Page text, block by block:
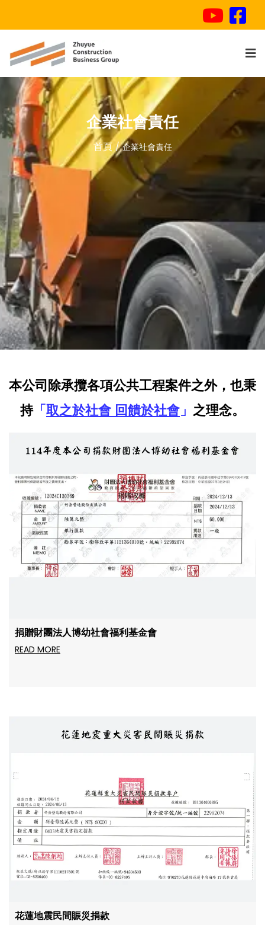
企業社會責任
首頁 企業社會責任
本公司除承攬各項公共工程案件之外，也秉
持「 取之於社會 回饋於社會」 之理念。
捐贈財團法人博幼社會福利基金會
READ MORE
花蓮地震民間賑災捐款